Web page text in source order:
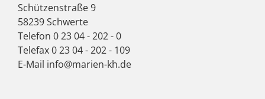
Schützenstraße 9
58239 Schwerte
Telefon 0 23 04 - 202 - 0
Telefax 0 23 04 - 202 - 109
E-Mail info@marien-kh.de